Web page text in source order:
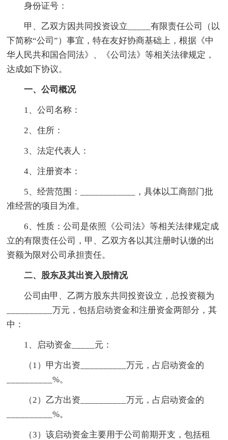
身份证号：
甲、乙双方因共同投资设立_____有限责任公司（以
下简称“公司”）事宜，特在友好协商基础上，根据《中
华人民共和国合同法》、《公司法》等相关法律规定，
达成如下协议。
一、公司概况
1、公司名称：
2、住所：
3、法定代表人：
4、注册资本：
5、经营范围：____________，具体以工商部门批
准经营的项目为准。
6、性质：公司是依照《公司法》等相关法律规定成
立的有限责任公司，甲、乙双方各以其注册时认缴的出
资额为限对公司承担责任。
二、股东及其出资入股情况
公司由甲、乙两方股东共同投资设立，总投资额为
__________万元，包括启动资金和注册资金两部分，其
中：
1、启动资金_____元：
（1）甲方出资__________万元，占启动资金的
__________%。
（2）乙方出资__________万元，占启动资金的
__________%。
（3）该启动资金主要用于公司前期开支，包括租